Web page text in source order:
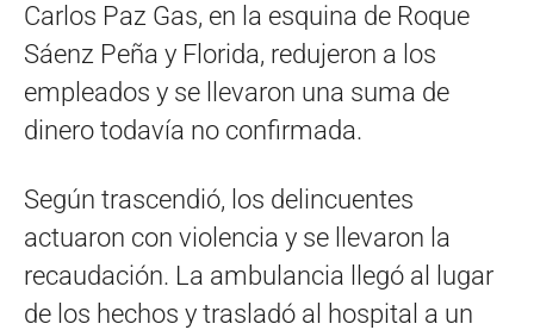
Carlos Paz Gas, en la esquina de Roque
Sáenz Peña y Florida, redujeron a los
empleados y se llevaron una suma de
dinero todavía no confirmada.
Según trascendió, los delincuentes
actuaron con violencia y se llevaron la
recaudación. La ambulancia llegó al lugar
de los hechos y trasladó al hospital a un